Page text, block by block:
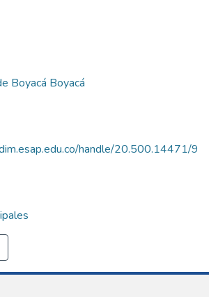
Boyacá Boyacá
handle/20.500.14471/9